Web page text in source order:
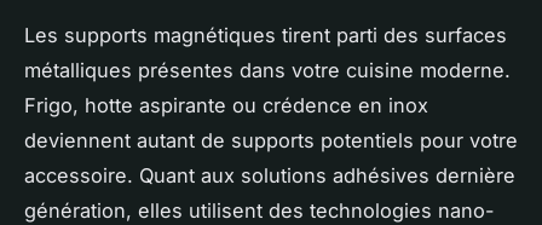
Les supports magnétiques tirent parti des surfaces
métalliques présentes dans votre cuisine moderne.
Frigo, hotte aspirante ou crédence en inox
deviennent autant de supports potentiels pour votre
accessoire. Quant aux solutions adhésives dernière
génération, elles utilisent des technologies nano-